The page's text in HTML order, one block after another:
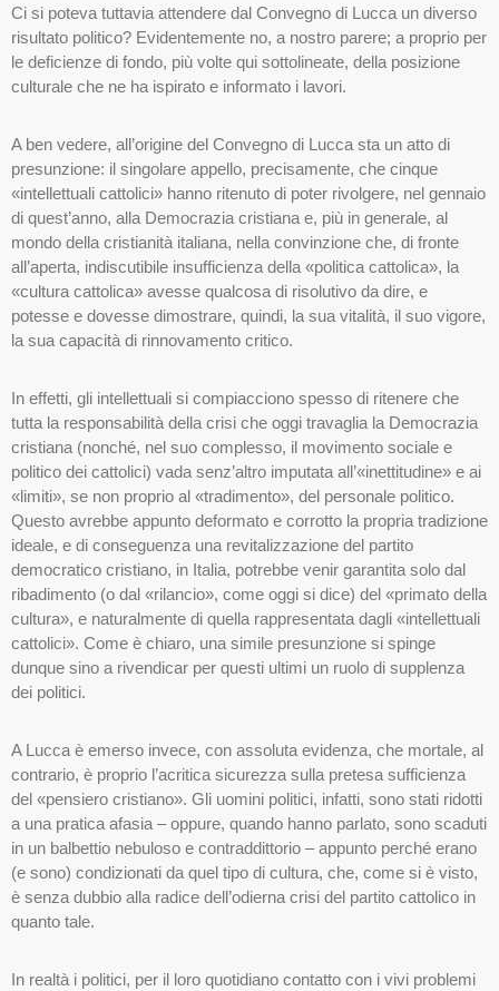
Ci si poteva tuttavia attendere dal Convegno di Lucca un diverso
risultato politico? Evidentemente no, a nostro parere; a proprio per
le deficienze di fondo, più volte qui sottolineate, della posizione
culturale che ne ha ispirato e informato i lavori.
A ben vedere, all’origine del Convegno di Lucca sta un atto di
presunzione: il singolare appello, precisamente, che cinque
«intellettuali cattolici» hanno ritenuto di poter rivolgere, nel gennaio
di quest’anno, alla Democrazia cristiana e, più in generale, al
mondo della cristianità italiana, nella convinzione che, di fronte
all’aperta, indiscutibile insufficienza della «politica cattolica», la
«cultura cattolica» avesse qualcosa di risolutivo da dire, e
potesse e dovesse dimostrare, quindi, la sua vitalità, il suo vigore,
la sua capacità di rinnovamento critico.
In effetti, gli intellettuali si compiacciono spesso di ritenere che
tutta la responsabilità della crisi che oggi travaglia la Democrazia
cristiana (nonché, nel suo complesso, il movimento sociale e
politico dei cattolici) vada senz’altro imputata all’«inettitudine» e ai
«limiti», se non proprio al «tradimento», del personale politico.
Questo avrebbe appunto deformato e corrotto la propria tradizione
ideale, e di conseguenza una revitalizzazione del partito
democratico cristiano, in Italia, potrebbe venir garantita solo dal
ribadimento (o dal «rilancio», come oggi si dice) del «primato della
cultura», e naturalmente di quella rappresentata dagli «intellettuali
cattolici». Come è chiaro, una simile presunzione si spinge
dunque sino a rivendicar per questi ultimi un ruolo di supplenza
dei politici.
A Lucca è emerso invece, con assoluta evidenza, che mortale, al
contrario, è proprio l’acritica sicurezza sulla pretesa sufficienza
del «pensiero cristiano». Gli uomini politici, infatti, sono stati ridotti
a una pratica afasia – oppure, quando hanno parlato, sono scaduti
in un balbettio nebuloso e contraddittorio – appunto perché erano
(e sono) condizionati da quel tipo di cultura, che, come si è visto,
è senza dubbio alla radice dell’odierna crisi del partito cattolico in
quanto tale.
In realtà i politici, per il loro quotidiano contatto con i vivi problemi